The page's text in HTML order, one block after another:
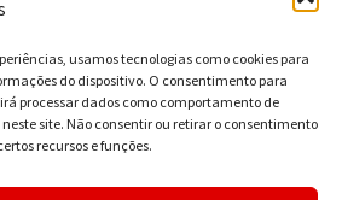
usamos tecnologias como cookies para
do dispositivo. O consentimento para
processar dados como comportamento de
site. Não consentir ou retirar o consentimento
recursos e funções.